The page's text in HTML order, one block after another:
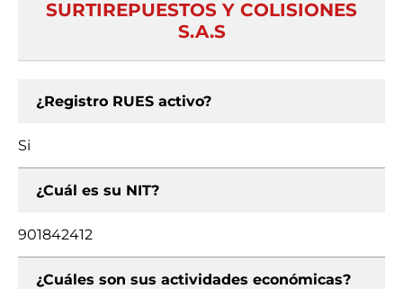
SURTIREPUESTOS Y COLISIONES
S.A.S
¿Registro RUES activo?
Si
¿Cuál es su NIT?
901842412
¿Cuáles son sus actividades económicas?